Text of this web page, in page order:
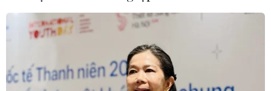
NAPAS, BIDV và Weixin Pay mở rộng
thanh toán QR Việt Nam-Trung
Quốc